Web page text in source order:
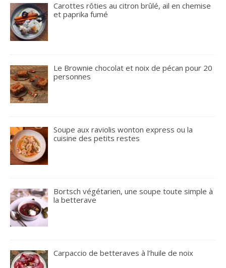
Carottes rôties au citron brûlé, ail en chemise
et paprika fumé
Le Brownie chocolat et noix de pécan pour 20
personnes
Soupe aux raviolis wonton express ou la
cuisine des petits restes
Bortsch végétarien, une soupe toute simple à
la betterave
Carpaccio de betteraves à l’huile de noix